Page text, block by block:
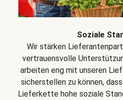
Soziale
Wir stärken
vertrauensvolle
arbeiten eng mit unseren
sicherstellen zu können,
Lieferkette hohe soziale